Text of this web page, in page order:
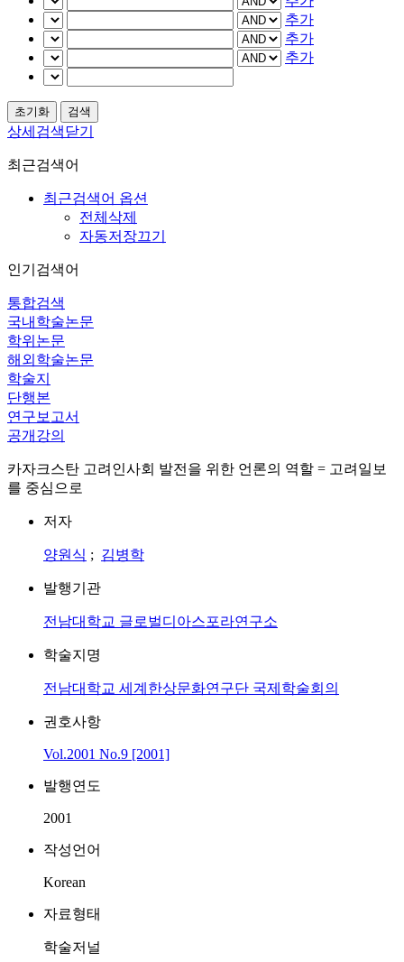
추가
추가
추가
상세검색닫기
최근검색어
최근검색어 옵션
전체삭제
자동저장끄기
인기검색어
통합검색
국내학술논문
학위논문
해외학술논문
학술지
단행본
연구보고서
공개강의
카자크스탄 고려인사회 발전을 위한 언론의 역할 = 고려일보
를 중심으로
저자
양원식 ; 김병학
발행기관
전남대학교 글로벌디아스포라연구소
학술지명
전남대학교 세계한상문화연구단 국제학술회의
권호사항
Vol.2001 No.9 [2001]
발행연도
2001
작성언어
Korean
자료형태
학술저널